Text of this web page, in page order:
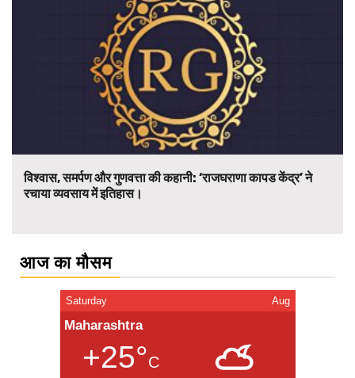
विश्वास, समर्पण और गुणवत्ता की कहानी: ‘राजघराणा कापड केंद्र’ ने
रचाया व्यवसाय में इतिहास।
आज का मौसम
Saturday Aug
Maharashtra
+25°C